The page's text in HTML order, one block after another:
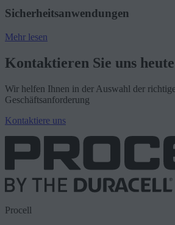
Sicherheits­anwendungen
Mehr lesen
Kontaktieren Sie uns heute
Wir helfen Ihnen in der Auswahl der
Geschäftsanforderung
Kontaktiere uns
Procell